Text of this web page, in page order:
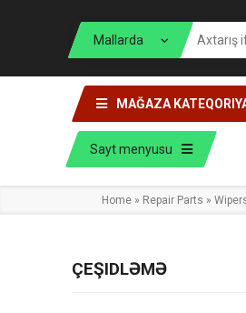
MAĞAZA
Sayt menyusu
Home » Repair Parts »
ÇEŞIDLƏMƏ